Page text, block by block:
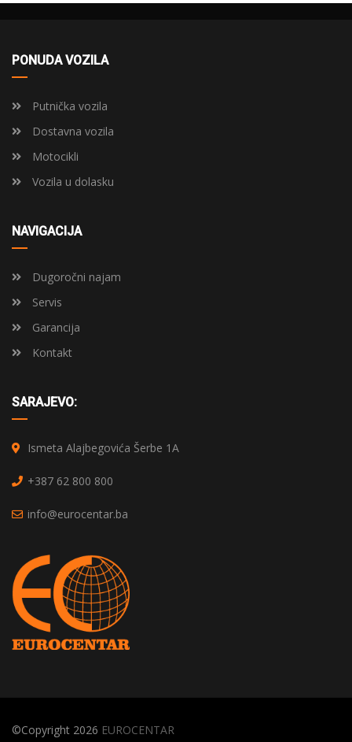
PONUDA VOZILA
Putnička vozila
Dostavna vozila
Motocikli
Vozila u dolasku
NAVIGACIJA
Dugoročni najam
Servis
Garancija
Kontakt
SARAJEVO:
Ismeta Alajbegovića Šerbe 1A
+387 62 800 800
info@eurocentar.ba
©Copyright 2026 EUROCENTAR